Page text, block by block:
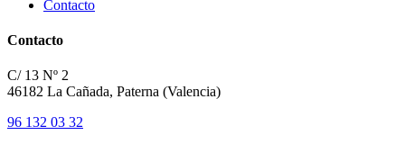
Contacto
Contacto
C/ 13 Nº 2
46182 La Cañada, Paterna (Valencia)
96 132 03 32